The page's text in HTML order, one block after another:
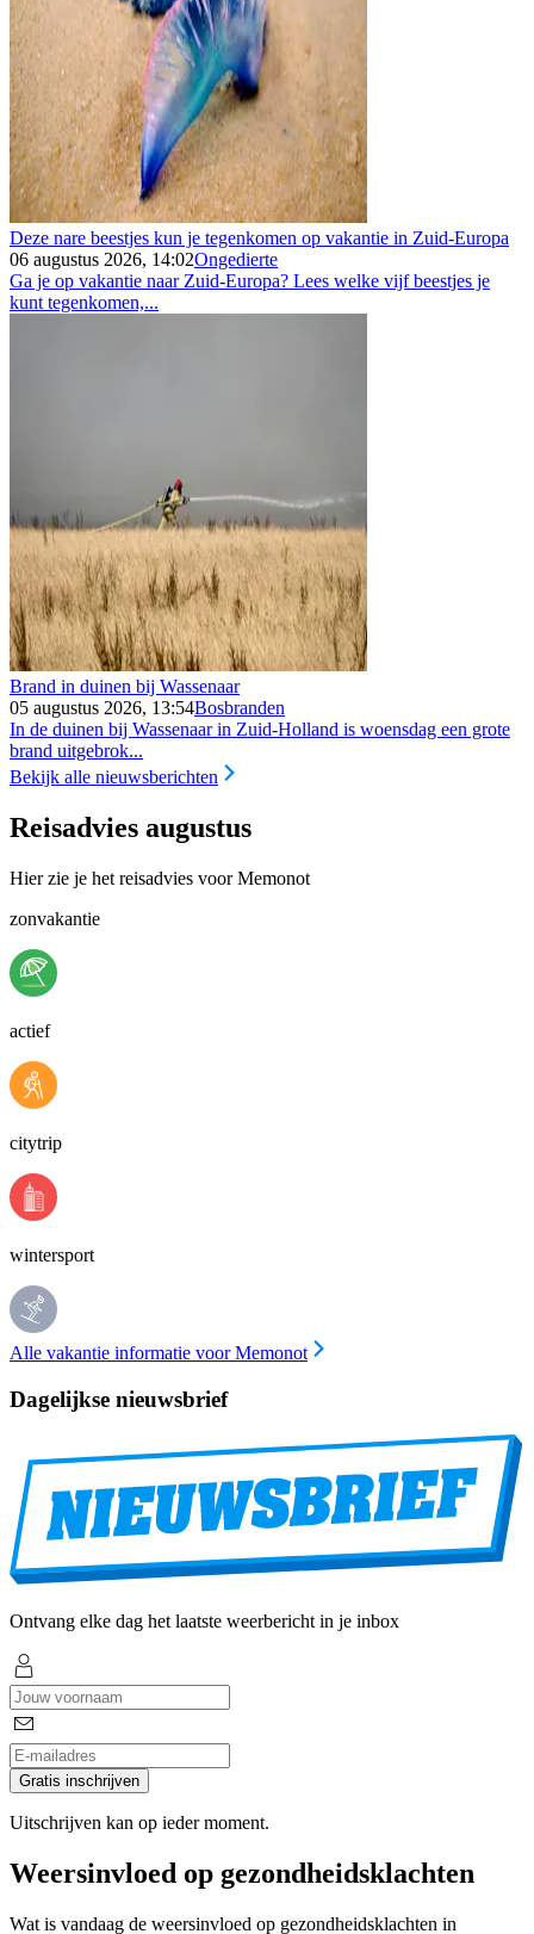
Deze nare beestjes kun je tegenkomen op vakantie in Zuid-Europa
06 augustus 2026, 14:02Ongedierte
Ga je op vakantie naar Zuid-Europa? Lees welke vijf beestjes je
kunt tegenkomen,...
Brand in duinen bij Wassenaar
05 augustus 2026, 13:54Bosbranden
In de duinen bij Wassenaar in Zuid-Holland is woensdag een grote
brand uitgebrok...
Bekijk alle nieuwsberichten
Reisadvies augustus
Hier zie je het reisadvies voor Memonot
zonvakantie
actief
citytrip
wintersport
Alle vakantie informatie voor Memonot
Dagelijkse nieuwsbrief
Ontvang elke dag het laatste weerbericht in je inbox
Gratis inschrijven
Uitschrijven kan op ieder moment.
Weersinvloed op gezondheidsklachten
Wat is vandaag de weersinvloed op gezondheidsklachten in